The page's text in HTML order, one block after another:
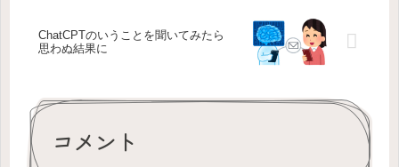
ChatCPTのいうことを聞いてみたら
思わぬ結果に
コメント